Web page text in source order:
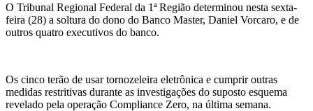
O Tribunal Regional Federal da 1ª Região determinou nesta sexta-
feira (28) a soltura do dono do Banco Master, Daniel Vorcaro, e de
outros quatro executivos do banco.
Os cinco terão de usar tornozeleira eletrônica e cumprir outras
medidas restritivas durante as investigações do suposto esquema
revelado pela operação Compliance Zero, na última semana.